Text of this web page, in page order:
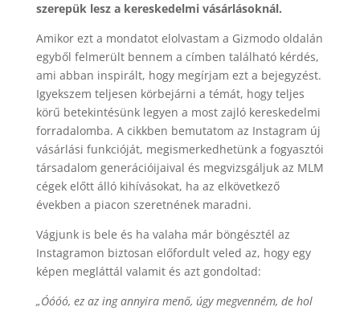
szerepük lesz a kereskedelmi vásárlásoknál.
Amikor ezt a mondatot elolvastam a Gizmodo oldalán
egyből felmerült bennem a címben található kérdés,
ami abban inspirált, hogy megírjam ezt a bejegyzést.
Igyekszem teljesen körbejárni a témát, hogy teljes
körű betekintésünk legyen a most zajló kereskedelmi
forradalomba. A cikkben bemutatom az Instagram új
vásárlási funkcióját, megismerkedhetünk a fogyasztói
társadalom generációijaival és megvizsgáljuk az MLM
cégek előtt álló kihívásokat, ha az elkövetkező
években a piacon szeretnének maradni.
Vágjunk is bele és ha valaha már böngésztél az
Instagramon biztosan előfordult veled az, hogy egy
képen megláttál valamit és azt gondoltad:
„Óóóó, ez az ing annyira menő, úgy megvenném, de hol